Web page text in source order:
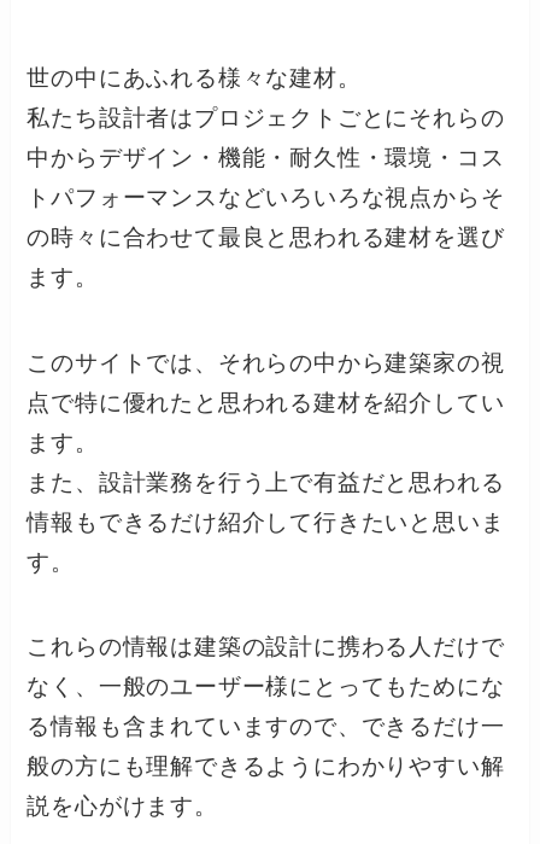
世の中にあふれる様々な建材。
私たち設計者はプロジェクトごとにそれらの
中からデザイン・機能・耐久性・環境・コス
トパフォーマンスなどいろいろな視点からそ
の時々に合わせて最良と思われる建材を選び
ます。
このサイトでは、それらの中から建築家の視
点で特に優れたと思われる建材を紹介してい
ます。
また、設計業務を行う上で有益だと思われる
情報もできるだけ紹介して行きたいと思いま
す。
これらの情報は建築の設計に携わる人だけで
なく、一般のユーザー様にとってもためにな
る情報も含まれていますので、できるだけ一
般の方にも理解できるようにわかりやすい解
説を心がけます。